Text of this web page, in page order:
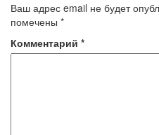
Ваш адрес email не будет
помечены *
Комментарий *